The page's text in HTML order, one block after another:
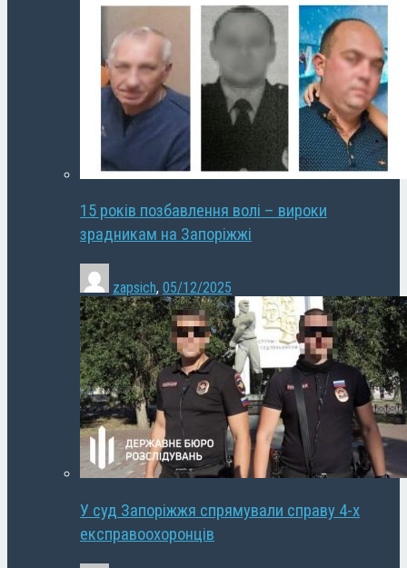
15 років позбавлення волі – вироки
зрадникам на Запоріжжі
zapsich, 05/12/2025
У суд Запоріжжя спрямували справу 4-х
експравоохоронців